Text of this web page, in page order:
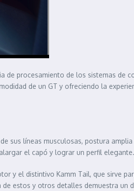
de procesamiento de los sistemas de
de un GT y ofreciendo la
sus líneas musculosas, postura amplia
el capó y lograr un perfil elegante.
y el distintivo Kamm Tail, que sirve
estos y otros detalles demuestra un